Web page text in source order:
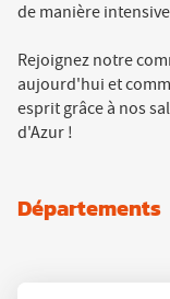
de manière
Rejoignez notre
aujourd'hui et
esprit grâce à nos
d'Azur !
Départements